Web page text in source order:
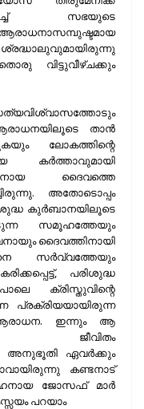
സഭയുടെ
വിട്ടുവീഴ്ചക്കും
താന്‍
ലോകത്തിന്റെ
കര്‍ത്താവുമായി
ദൈവത്തെ
അതോടൊപ്പം
കുര്‍ബാനയിലൂടെ
സമൂഹത്തേയും
ദൈവത്തിനായി
സര്‍വ്വത്തേയും
പരിശുദ്ധ
ക്രിസ്തുവിന്റെ
പ്രക്രിയയായിരുന്ന
ആരാധന. ഇന്നും ആ
ജീവിതം
അനുഭൂതി ഏവര്‍ക്കും
കണ്ടനാട്
ജോസഫ് മാര്‍
പറയാം